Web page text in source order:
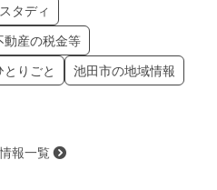
タディ
動産の税金等
りごと 池田市の地域情報
報一覧